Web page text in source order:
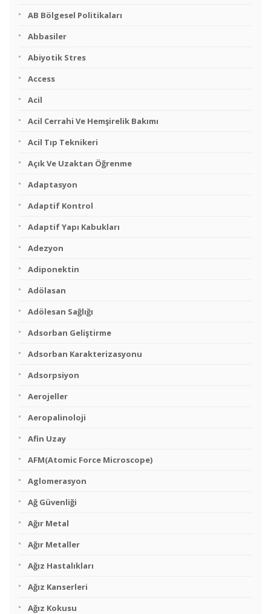
AB Bölgesel Politikaları
Abbasiler
Abiyotik Stres
Access
Acil
Acil Cerrahi Ve Hemşirelik Bakımı
Acil Tıp Teknikeri
Açık Ve Uzaktan Öğrenme
Adaptasyon
Adaptif Kontrol
Adaptif Yapı Kabukları
Adezyon
Adiponektin
Adölasan
Adölesan Sağlığı
Adsorban Geliştirme
Adsorban Karakterizasyonu
Adsorpsiyon
Aerojeller
Aeropalinoloji
Afin Uzay
AFM(Atomic Force Microscope)
Aglomerasyon
Ağ Güvenliği
Ağır Metal
Ağır Metaller
Ağız Hastalıkları
Ağız Kanserleri
Ağız Kokusu